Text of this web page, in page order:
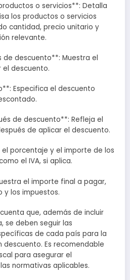
o servicios**: Detalla
los productos o servicios
cantidad, precio unitario y
relevante.
descuento**: Muestra el
descuento.
Especifica el descuento
de descuento**: Refleja el
de aplicar el descuento.
porcentaje y el importe de los
el IVA, si aplica.
el importe final a pagar,
y los impuestos.
que, además de incluir
se deben seguir las
de cada país para la
Es recomendable
para asegurar el
normativas aplicables.